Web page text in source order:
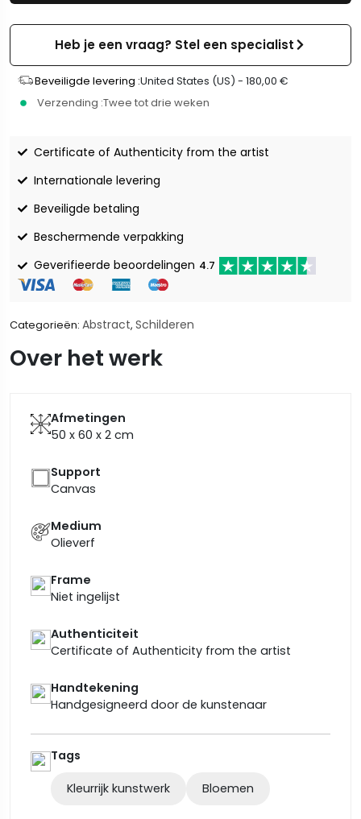
Heb je een vraag? Stel een specialist
Beveiligde levering :United States (US) - 180,00 €
Verzending :Twee tot drie weken
Certificate of Authenticity from the artist
Internationale levering
Beveiligde betaling
Beschermende verpakking
Geverifieerde beoordelingen 4.7
Categorieën: Abstract, Schilderen
Over het werk
Afmetingen
50 x 60 x 2 cm
Support
Canvas
Medium
Olieverf
Frame
Niet ingelijst
Authenticiteit
Certificate of Authenticity from the artist
Handtekening
Handgesigneerd door de kunstenaar
Tags
Kleurrijk kunstwerk Bloemen